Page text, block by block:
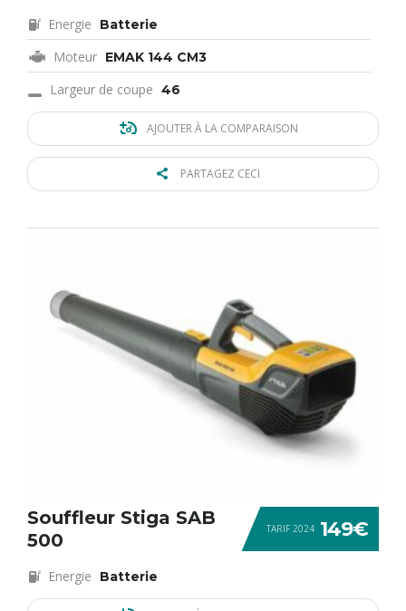
Energie Batterie
Moteur EMAK 144 CM3
Largeur de coupe 46
AJOUTER À LA COMPARAISON
PARTAGEZ CECI
TARIF 2024 149€
Souffleur Stiga SAB
500
Energie Batterie